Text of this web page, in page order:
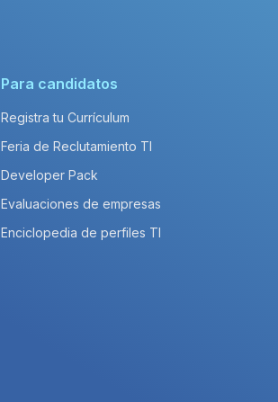
Para candidatos
Registra tu Currículum
Feria de Reclutamiento TI
Developer Pack
Evaluaciones de empresas
Enciclopedia de perfiles TI